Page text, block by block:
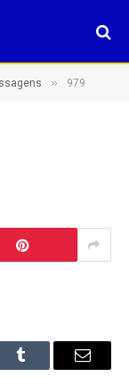
» 979
Tumblr
E-